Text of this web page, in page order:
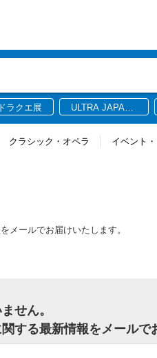
ドラクエ展
ULTRA JAPAN
クラシック・オペラ イベント
メールでお届けいたします。
せん。
する最新情報をメールで